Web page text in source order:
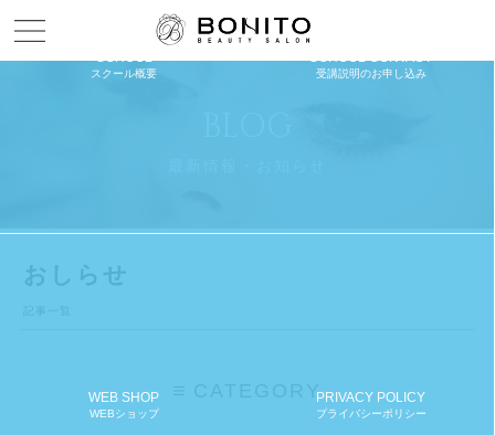
スクール概要 受講説明のお申し込み
WEB SHOP
WEBショップ
PRIVACY POLICY
プライバシーポリシー
おしらせ
CATEGORY